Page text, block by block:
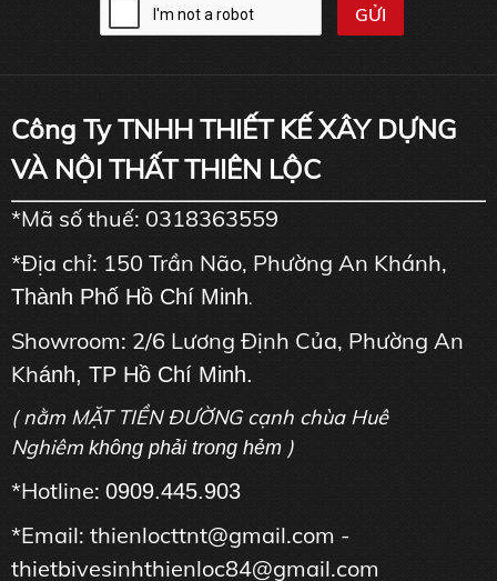
Công Ty TNHH THIẾT KẾ XÂY DỰNG
VÀ NỘI THẤT THIÊN LỘC
*Mã số thuế: 0318363559
*Địa chỉ: 150 Trần Não, Phường An Khánh,
Thành Phố Hồ Chí Minh.
Showroom: 2/6 Lương Định Của, Phường An
Khánh, TP Hồ Chí Minh.
( nằm MẶT TIỀN ĐƯỜNG cạnh chùa Huê
Nghiêm không phải trong hẻm )
*Hotline: 0909.445.903
*Email: thienlocttnt@gmail.com -
thietbivesinhthienloc84@gmail.com